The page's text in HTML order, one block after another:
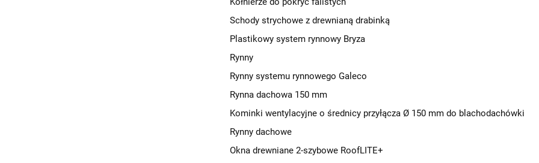
Schody strychowe z drewnianą drabinką
Plastikowy system rynnowy Bryza
Rynny
Rynny systemu rynnowego Galeco
Rynna dachowa 150 mm
Kominki wentylacyjne o średnicy przyłącza Ø 150 mm do blachodachówki
Rynny dachowe
Okna drewniane 2-szybowe RoofLITE+